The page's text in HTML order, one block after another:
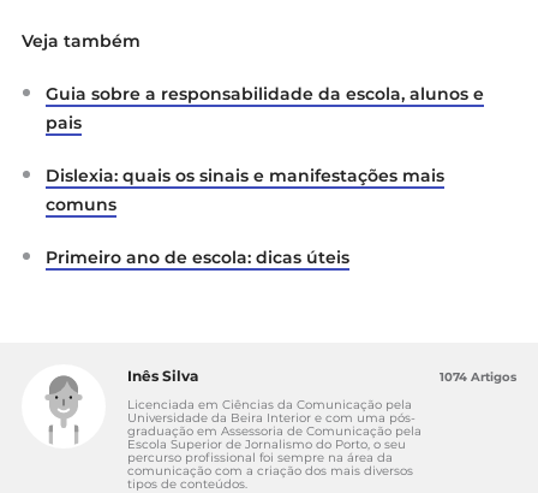
Veja também
Guia sobre a responsabilidade da escola, alunos e
pais
Dislexia: quais os sinais e manifestações mais
comuns
Primeiro ano de escola: dicas úteis
Inês Silva
Licenciada em Ciências da Comunicação pela
Universidade da Beira Interior e com uma pós-
graduação em Assessoria de Comunicação pela
Escola Superior de Jornalismo do Porto, o seu
percurso profissional foi sempre na área da
comunicação com a criação dos mais diversos
tipos de conteúdos.
1074 Artigos